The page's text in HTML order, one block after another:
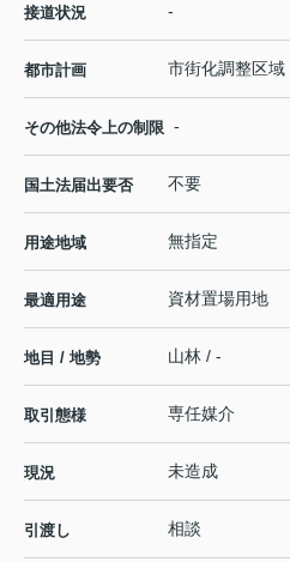
接道状況 -
都市計画 市街化調整区域
その他法令上の制限 -
国土法届出要否 不要
用途地域 無指定
最適用途 資材置場用地
地目 / 地勢 山林 / -
取引態様 専任媒介
現況 未造成
引渡し 相談